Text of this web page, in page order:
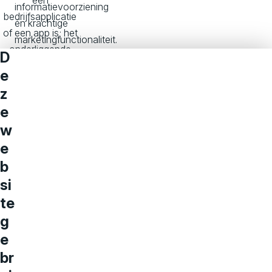
bedrijfsapplicatie
of een app is; het
onderliggende
benodigde kennis
blijven hetzelfde.
informatievoorziening
én krachtige
marketingfunctionaliteit.
D
e
z
e
w
e
b
si
te
g
e
br